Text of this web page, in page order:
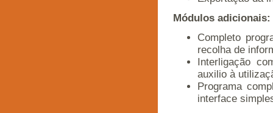
Módulos adicionais:
Completo
recolha de
Interligação
auxilio à
Programa
interface